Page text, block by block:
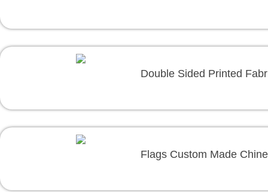
Double Sided Printed
Flags Custom Made